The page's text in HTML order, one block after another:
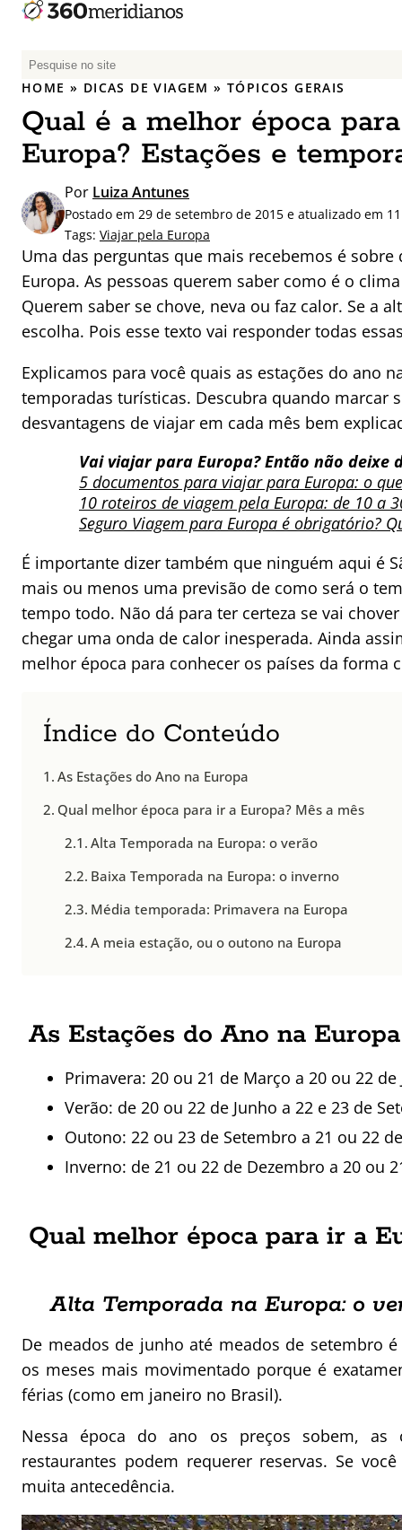
P
e
q
u
i
a
r
p
o
r
:
HOME » DICAS DE VIAGEM »TÓPICOS GERAIS
Qual é a melhor época
Europa? Estações e
Por Luiza Antunes
Postado em 29 de setembro de 2015 e atualizado em
Tags: Viajar pela Europa
Uma das perguntas que mais recebemos é
Europa. As pessoas querem saber como é o
Querem saber se chove, neva ou faz calor. Se a
escolha. Pois esse texto vai responder todas
Explicamos para você quais as estações do ano
temporadas turísticas. Descubra quando marcar
desvantagens de viajar em cada mês bem
Vai viajar para Europa? Então não deixe
5 documentos para viajar para Europa: o
10 roteiros de viagem pela Europa: de 10 a
Seguro Viagem para Europa é obrigatório?
É importante dizer também que ninguém aqui é
mais ou menos uma previsão de como será o
tempo todo. Não dá para ter certeza se vai
chegar uma onda de calor inesperada. Ainda
melhor época para conhecer os países da forma
Índice do Conteúdo
As Estações do Ano na Europa
Qual melhor época para ir a Europa? Mês a mês
Alta Temporada na Europa: o verão
Baixa Temporada na Europa: o inverno
Média temporada: Primavera na Europa
A meia estação, ou o outono na Europa
As Estações do Ano na Europa
Primavera: 20 ou 21 de Março a 20 ou 22 de
Verão: de 20 ou 22 de Junho a 22 e 23 de
Outono: 22 ou 23 de Setembro a 21 ou 22
Inverno: de 21 ou 22 de Dezembro a 20 ou
Qual melhor época para ir a
Alta Temporada na Europa: o
De meados de junho até meados de setembro
os meses mais movimentado porque é
férias (como em janeiro no Brasil).
Nessa época do ano os preços sobem, as
restaurantes podem requerer reservas. Se
muita antecedência.